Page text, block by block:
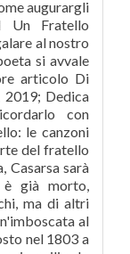
augurargli
Un Fratello
al nostro
si avvale
articolo Di
Dedica
con
le canzoni
del fratello
Casarsa sarà
già morto,
ma di altri
al
nel 1803 a